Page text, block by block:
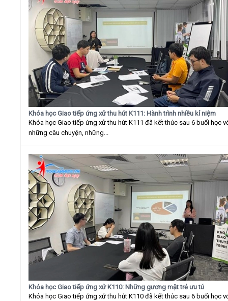
Khóa học Giao tiếp ứng xử thu hút K111: Hành trình nhiều kỉ niệm
Khóa học Giao tiếp ứng xử thu hút K111 đã kết thúc sau 6 buổi học
những câu chuyện, những...
Khóa học Giao tiếp ứng xử K110: Những gương mặt trẻ ưu tú
Khóa học Giao tiếp ứng xử thu hút K110 đã kết thúc sau 6 buổi học